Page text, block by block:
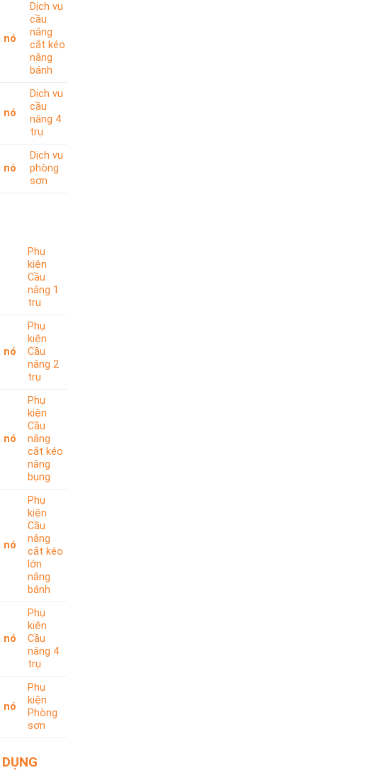
Dịch vụ
cầu
nâng
cắt kéo
nâng
bánh
Dịch vụ
cầu
nâng 4
trụ
Dịch vụ
phòng
sơn
Phụ
kiện
Cầu
nâng 1
trụ
Phụ
kiện
Cầu
nâng 2
trụ
Phụ
kiện
Cầu
nâng
cắt kéo
nâng
bụng
Phụ
kiện
Cầu
nâng
cắt kéo
lớn
nâng
bánh
Phụ
kiện
Cầu
nâng 4
trụ
Phụ
kiện
Phòng
sơn